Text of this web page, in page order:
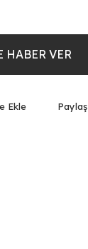
HABER VER
Paylaş